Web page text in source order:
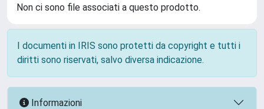
Non ci sono file associati a questo prodotto.
I documenti in IRIS sono protetti da copyright e tutti i
diritti sono riservati, salvo diversa indicazione.
Informazioni